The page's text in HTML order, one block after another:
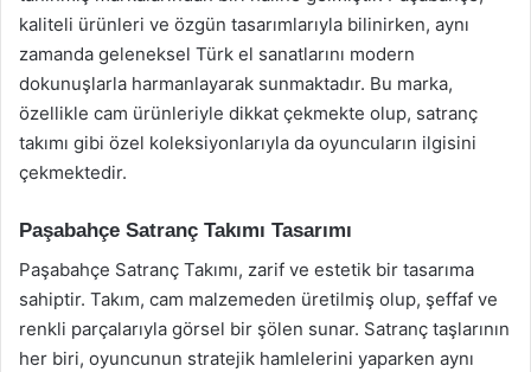
kaliteli ürünleri ve özgün tasarımlarıyla bilinirken, aynı
zamanda geleneksel Türk el sanatlarını modern
dokunuşlarla harmanlayarak sunmaktadır. Bu marka,
özellikle cam ürünleriyle dikkat çekmekte olup, satranç
takımı gibi özel koleksiyonlarıyla da oyuncuların ilgisini
çekmektedir.
Paşabahçe Satranç Takımı Tasarımı
Paşabahçe Satranç Takımı, zarif ve estetik bir tasarıma
sahiptir. Takım, cam malzemeden üretilmiş olup, şeffaf ve
renkli parçalarıyla görsel bir şölen sunar. Satranç taşlarının
her biri, oyuncunun stratejik hamlelerini yaparken aynı